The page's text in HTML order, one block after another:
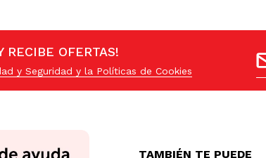
RECIBE OFERTAS!
y Seguridad y la Políticas de Cookies
TAMBIÉN TE PUEDE